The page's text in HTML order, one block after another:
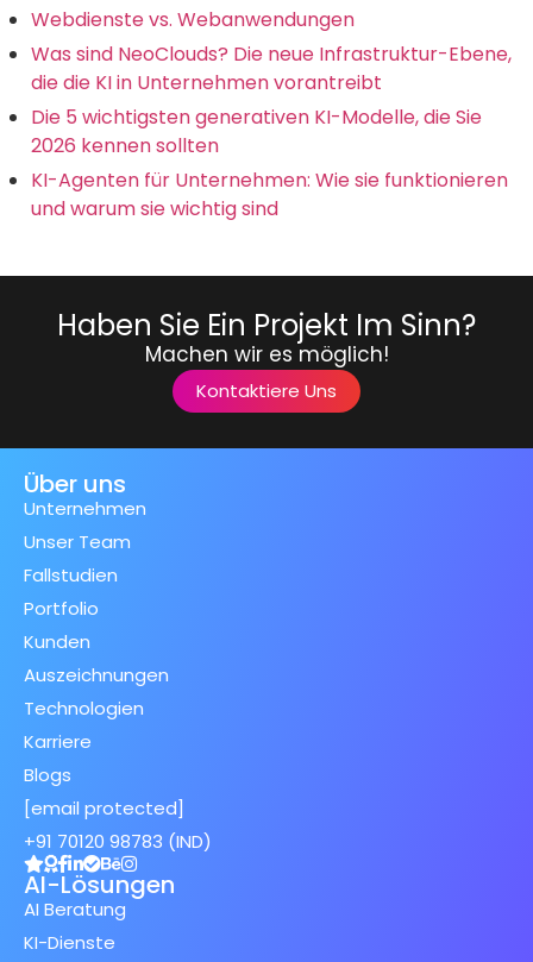
Webdienste vs. Webanwendungen
Was sind NeoClouds? Die neue Infrastruktur-Ebene,
die die KI in Unternehmen vorantreibt
Die 5 wichtigsten generativen KI-Modelle, die Sie
2026 kennen sollten
KI-Agenten für Unternehmen: Wie sie funktionieren
und warum sie wichtig sind
Haben Sie Ein Projekt Im Sinn?
Machen wir es möglich!
Kontaktiere Uns
Über uns
Unternehmen
Unser Team
Fallstudien
Portfolio
Kunden
Auszeichnungen
Technologien
Karriere
Blogs
[email protected]
+91 70120 98783 (IND)
AI-Lösungen
AI Beratung
KI-Dienste